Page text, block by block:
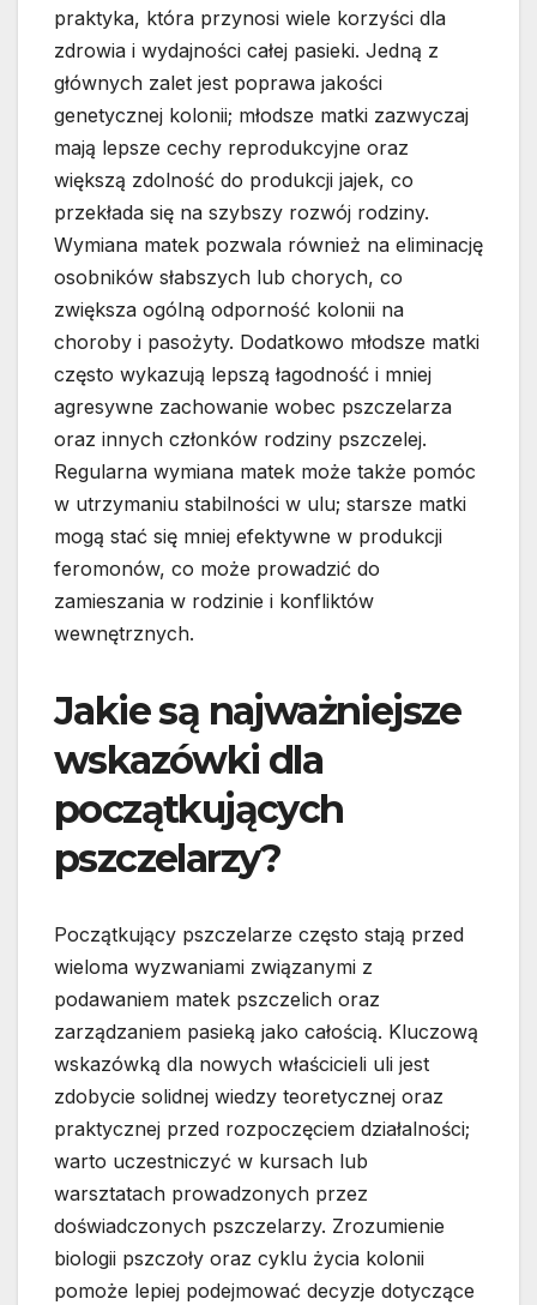
praktyka, która przynosi wiele korzyści dla
zdrowia i wydajności całej pasieki. Jedną z
głównych zalet jest poprawa jakości
genetycznej kolonii; młodsze matki zazwyczaj
mają lepsze cechy reprodukcyjne oraz
większą zdolność do produkcji jajek, co
przekłada się na szybszy rozwój rodziny.
Wymiana matek pozwala również na eliminację
osobników słabszych lub chorych, co
zwiększa ogólną odporność kolonii na
choroby i pasożyty. Dodatkowo młodsze matki
często wykazują lepszą łagodność i mniej
agresywne zachowanie wobec pszczelarza
oraz innych członków rodziny pszczelej.
Regularna wymiana matek może także pomóc
w utrzymaniu stabilności w ulu; starsze matki
mogą stać się mniej efektywne w produkcji
feromonów, co może prowadzić do
zamieszania w rodzinie i konfliktów
wewnętrznych.
Jakie są najważniejsze
wskazówki dla
początkujących
pszczelarzy?
Początkujący pszczelarze często stają przed
wieloma wyzwaniami związanymi z
podawaniem matek pszczelich oraz
zarządzaniem pasieką jako całością. Kluczową
wskazówką dla nowych właścicieli uli jest
zdobycie solidnej wiedzy teoretycznej oraz
praktycznej przed rozpoczęciem działalności;
warto uczestniczyć w kursach lub
warsztatach prowadzonych przez
doświadczonych pszczelarzy. Zrozumienie
biologii pszczoły oraz cyklu życia kolonii
pomoże lepiej podejmować decyzje dotyczące